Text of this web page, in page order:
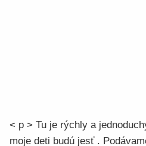
< p > Tu je rýchly a
moje deti budú jesť .